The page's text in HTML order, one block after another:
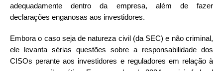
adequadamente dentro da empresa, além de fazer
declarações enganosas aos investidores.
Embora o caso seja de natureza civil (da SEC) e não criminal,
ele levanta sérias questões sobre a responsabilidade dos
CISOs perante aos investidores e reguladores em relação à